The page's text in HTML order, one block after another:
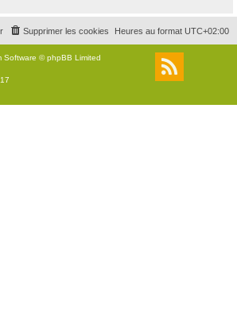
r
c
r
Heures au format UTC+02:00
Supprimer les cookies
Software © phpBB Limited